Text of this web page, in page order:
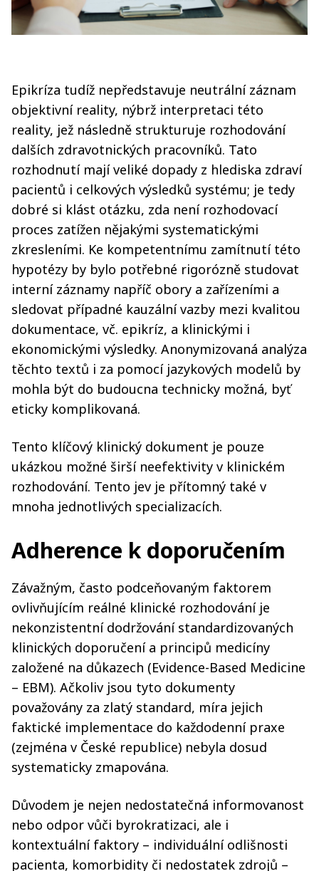
Epikríza tudíž nepředstavuje neutrální záznam
objektivní reality, nýbrž interpretaci této
reality, jež následně strukturuje rozhodování
dalších zdravotnických pracovníků. Tato
rozhodnutí mají veliké dopady z hlediska zdraví
pacientů i celkových výsledků systému; je tedy
dobré si klást otázku, zda není rozhodovací
proces zatížen nějakými systematickými
zkresleními. Ke kompetentnímu zamítnutí této
hypotézy by bylo potřebné rigorózně studovat
interní záznamy napříč obory a zařízeními a
sledovat případné kauzální vazby mezi kvalitou
dokumentace, vč. epikríz, a klinickými i
ekonomickými výsledky. Anonymizovaná analýza
těchto textů i za pomocí jazykových modelů by
mohla být do budoucna technicky možná, byť
eticky komplikovaná.
Tento klíčový klinický dokument je pouze
ukázkou možné širší neefektivity v klinickém
rozhodování. Tento jev je přítomný také v
mnoha jednotlivých specializacích.
Adherence k doporučením
Závažným, často podceňovaným faktorem
ovlivňujícím reálné klinické rozhodování je
nekonzistentní dodržování standardizovaných
klinických doporučení a principů medicíny
založené na důkazech (Evidence-Based Medicine
– EBM). Ačkoliv jsou tyto dokumenty
považovány za zlatý standard, míra jejich
faktické implementace do každodenní praxe
(zejména v České republice) nebyla dosud
systematicky zmapována.
Důvodem je nejen nedostatečná informovanost
nebo odpor vůči byrokratizaci, ale i
kontextuální faktory – individuální odlišnosti
pacienta, komorbidity či nedostatek zdrojů –